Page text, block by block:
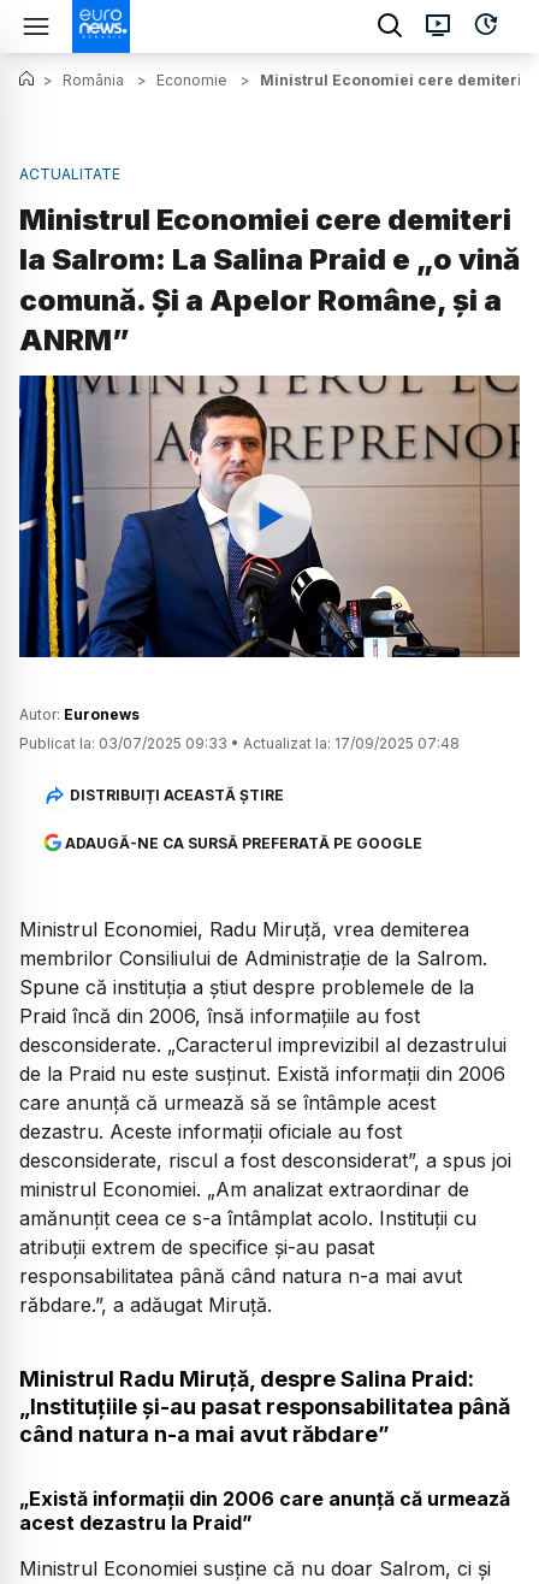
> România > Economie > Ministrul Economiei cere demiteri la
ACTUALITATE
Ministrul Economiei cere demiteri
la Salrom: La Salina Praid e „o vină
comună. Și a Apelor Române, și a
ANRM”
Watch
Autor: Euronews
Publicat la: 03/07/2025 09:33 • Actualizat la: 17/09/2025 07:48
DISTRIBUIȚI ACEASTĂ ȘTIRE
ADAUGĂ-NE CA SURSĂ PREFERATĂ PE GOOGLE
Ministrul Economiei, Radu Miruță, vrea demiterea
membrilor Consiliului de Administrație de la Salrom.
Spune că instituția a știut despre problemele de la
Praid încă din 2006, însă informațiile au fost
desconsiderate. „Caracterul imprevizibil al dezastrului
de la Praid nu este susținut. Există informații din 2006
care anunță că urmează să se întâmple acest
dezastru. Aceste informații oficiale au fost
desconsiderate, riscul a fost desconsiderat”, a spus joi
ministrul Economiei. „Am analizat extraordinar de
amănunțit ceea ce s-a întâmplat acolo. Instituții cu
atribuții extrem de specifice și-au pasat
responsabilitatea până când natura n-a mai avut
răbdare.”, a adăugat Miruță.
Ministrul Radu Miruță, despre Salina Praid:
„Instituțiile și-au pasat responsabilitatea până
când natura n-a mai avut răbdare”
„Există informații din 2006 care anunță că urmează
acest dezastru la Praid”
Ministrul Economiei susține că nu doar Salrom, ci și